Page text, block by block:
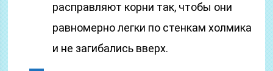
расправляют корни так, чтобы они
равномерно легки по стенкам холмика
и не загибались вверх.